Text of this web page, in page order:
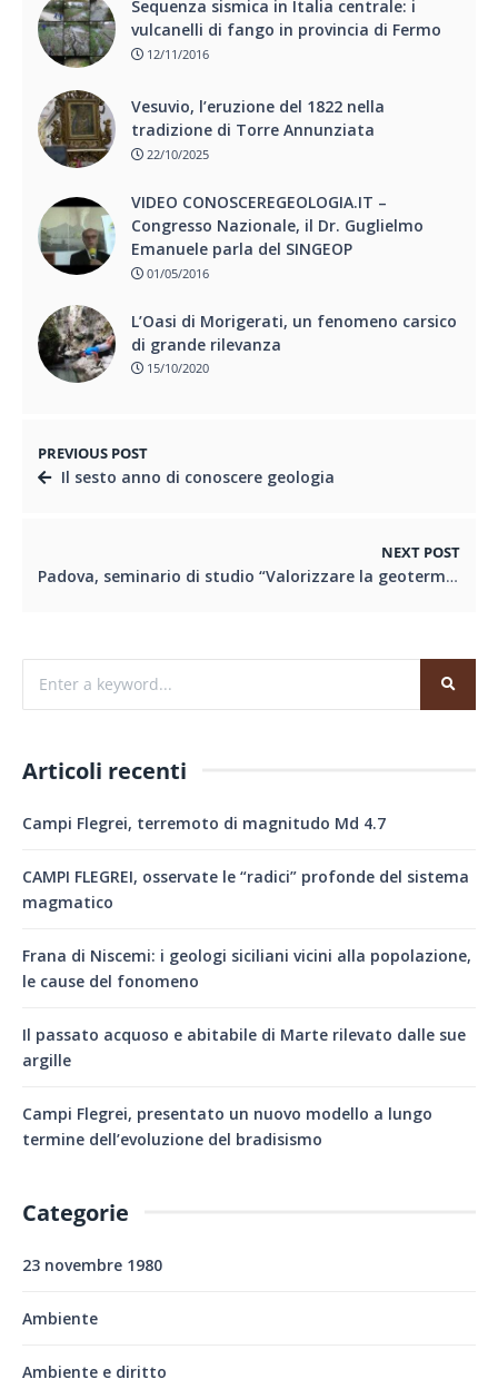
Sequenza sismica in Italia centrale: i
vulcanelli di fango in provincia di Fermo
12/11/2016
Vesuvio, l’eruzione del 1822 nella
tradizione di Torre Annunziata
22/10/2025
VIDEO CONOSCEREGEOLOGIA.IT –
Congresso Nazionale, il Dr. Guglielmo
Emanuele parla del SINGEOP
01/05/2016
L’Oasi di Morigerati, un fenomeno carsico
di grande rilevanza
15/10/2020
PREVIOUS POST
Il sesto anno di conoscere geologia
NEXT POST
Padova, seminario di studio “Valorizzare la geotermia attraverso le risorse del PNRR”
Articoli recenti
Campi Flegrei, terremoto di magnitudo Md 4.7
CAMPI FLEGREI, osservate le “radici” profonde del sistema
magmatico
Frana di Niscemi: i geologi siciliani vicini alla popolazione,
le cause del fonomeno
Il passato acquoso e abitabile di Marte rilevato dalle sue
argille
Campi Flegrei, presentato un nuovo modello a lungo
termine dell’evoluzione del bradisismo
Categorie
23 novembre 1980
Ambiente
Ambiente e diritto